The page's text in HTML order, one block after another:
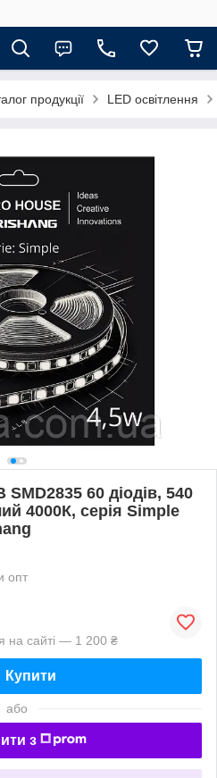
продукції LED освітлення
SMD2835 60 діодів, 540
4000К, серія Simple
опт
на сайті — 1 200 ₴
Купити
або
з